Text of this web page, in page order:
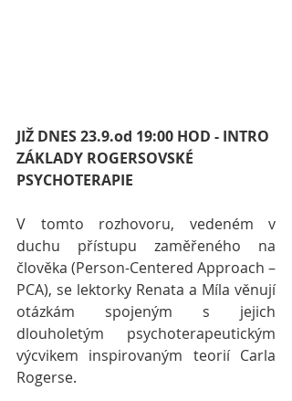
JIŽ DNES 23.9.od 19:00 HOD - INTRO
ZÁKLADY ROGERSOVSKÉ
PSYCHOTERAPIE
V tomto rozhovoru, vedeném v
duchu přístupu zaměřeného na
člověka (Person-Centered Approach –
PCA), se lektorky Renata a Míla věnují
otázkám spojeným s jejich
dlouholetým psychoterapeutickým
výcvikem inspirovaným teorií Carla
Rogerse.